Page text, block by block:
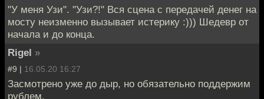
"У меня Узи". "Узи?!" Вся сцена с передачей денег на
мосту неизменно вызывает истерику :))) Шедевр от
начала и до конца.
Rigel »
#9 | 16.05.20 16:27
Засмотрено уже до дыр, но обязательно поддержим
рублем.